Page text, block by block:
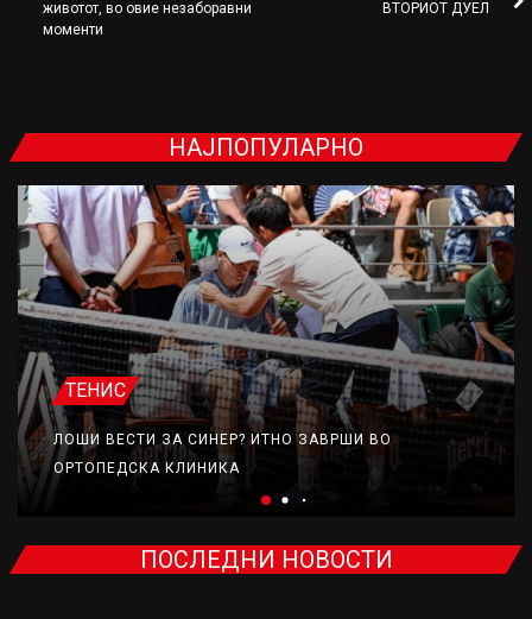
животот, во овие незаборавни
моменти
ВТОРИОТ ДУЕЛ
НАЈПОПУЛАРНО
ТЕНИС
ЛОШИ ВЕСТИ ЗА СИНЕР? ИТНО ЗАВРШИ ВО
ОРТОПЕДСКА КЛИНИКА
ПОСЛЕДНИ НОВОСТИ